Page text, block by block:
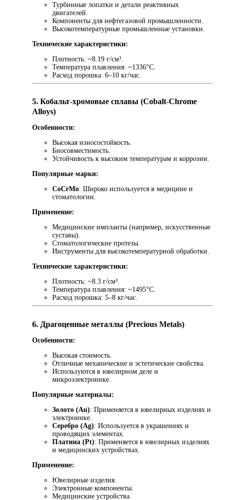
Турбинные лопатки и детали реактивных
двигателей.
Компоненты для нефтегазовой промышленности.
Высокотемпературные промышленные установки.
Технические характеристики:
Плотность: ~8.19 г/см³.
Температура плавления: ~1336°C.
Расход порошка: 6–10 кг/час.
5. Кобальт-хромовые сплавы (Cobalt-Chrome
Alloys)
Особенности:
Высокая износостойкость.
Биосовместимость.
Устойчивость к высоким температурам и коррозии.
Популярные марки:
CoCrMo: Широко используется в медицине и
стоматологии.
Применение:
Медицинские импланты (например, искусственные
суставы).
Стоматологические протезы.
Инструменты для высокотемпературной обработки.
Технические характеристики:
Плотность: ~8.3 г/см³.
Температура плавления: ~1495°C.
Расход порошка: 5–8 кг/час.
6. Драгоценные металлы (Precious Metals)
Особенности:
Высокая стоимость.
Отличные механические и эстетические свойства.
Используются в ювелирном деле и
микроэлектронике.
Популярные материалы:
Золото (Au): Применяется в ювелирных изделиях и
электронике.
Серебро (Ag): Используется в украшениях и
проводящих элементах.
Платина (Pt): Применяется в ювелирных изделиях
и медицинских устройствах.
Применение:
Ювелирные изделия.
Электронные компоненты.
Медицинские устройства.